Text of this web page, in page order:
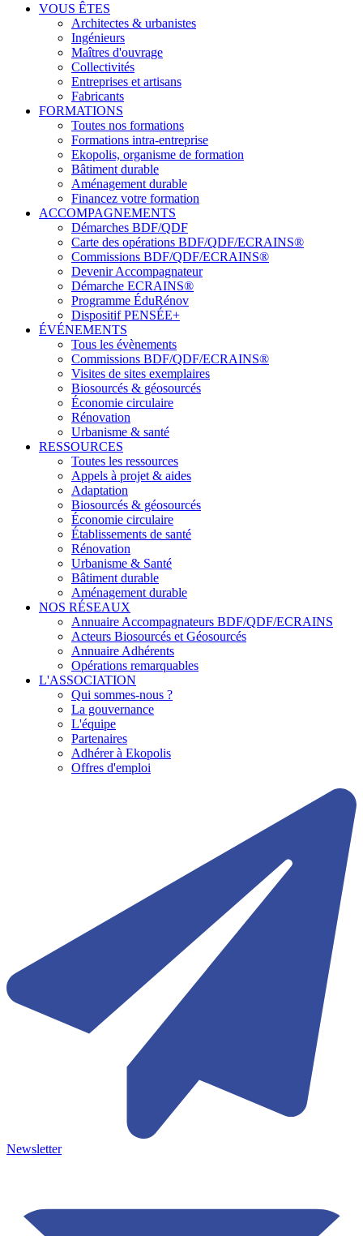
VOUS ÊTES
Architectes & urbanistes
Ingénieurs
Maîtres d'ouvrage
Collectivités
Entreprises et artisans
Fabricants
FORMATIONS
Toutes nos formations
Formations intra-entreprise
Ekopolis, organisme de formation
Bâtiment durable
Aménagement durable
Financez votre formation
ACCOMPAGNEMENTS
Démarches BDF/QDF
Carte des opérations BDF/QDF/ECRAINS®
Commissions BDF/QDF/ECRAINS®
Devenir Accompagnateur
Démarche ECRAINS®
Programme ÉduRénov
Dispositif PENSÉE+
ÉVÉNEMENTS
Tous les évènements
Commissions BDF/QDF/ECRAINS®
Visites de sites exemplaires
Biosourcés & géosourcés
Économie circulaire
Rénovation
Urbanisme & santé
RESSOURCES
Toutes les ressources
Appels à projet & aides
Adaptation
Biosourcés & géosourcés
Économie circulaire
Établissements de santé
Rénovation
Urbanisme & Santé
Bâtiment durable
Aménagement durable
NOS RÉSEAUX
Annuaire Accompagnateurs BDF/QDF/ECRAINS
Acteurs Biosourcés et Géosourcés
Annuaire Adhérents
Opérations remarquables
L'ASSOCIATION
Qui sommes-nous ?
La gouvernance
L'équipe
Partenaires
Adhérer à Ekopolis
Offres d'emploi
Newsletter